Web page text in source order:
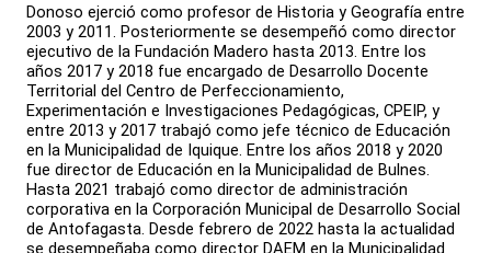
Donoso ejerció como profesor de Historia y Geografía entre
2003 y 2011. Posteriormente se desempeñó como director
ejecutivo de la Fundación Madero hasta 2013. Entre los
años 2017 y 2018 fue encargado de Desarrollo Docente
Territorial del Centro de Perfeccionamiento,
Experimentación e Investigaciones Pedagógicas, CPEIP, y
entre 2013 y 2017 trabajó como jefe técnico de Educación
en la Municipalidad de Iquique. Entre los años 2018 y 2020
fue director de Educación en la Municipalidad de Bulnes.
Hasta 2021 trabajó como director de administración
corporativa en la Corporación Municipal de Desarrollo Social
de Antofagasta. Desde febrero de 2022 hasta la actualidad
se desempeñaba como director DAEM en la Municipalidad